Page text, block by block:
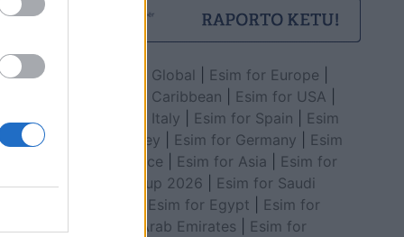
Esim for Global Esim for Europe
Esim for Caribbean
Esim for USA
Esim for Italy
Esim for Spain
Esim
for Turkey
Esim for Germany
Esim
for Greece
Esim for Asia
Esim for
World Cup 2026
Esim for Saudi
Esim for Egypt
Esim for
United Arab Emirates
Esim for